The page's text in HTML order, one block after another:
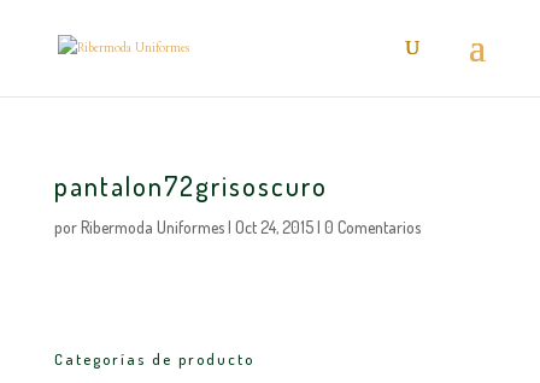
pantalon72grisoscuro
porRibermoda Uniformes| Oct 24, 2015| 0 Comentarios
Categorías de producto